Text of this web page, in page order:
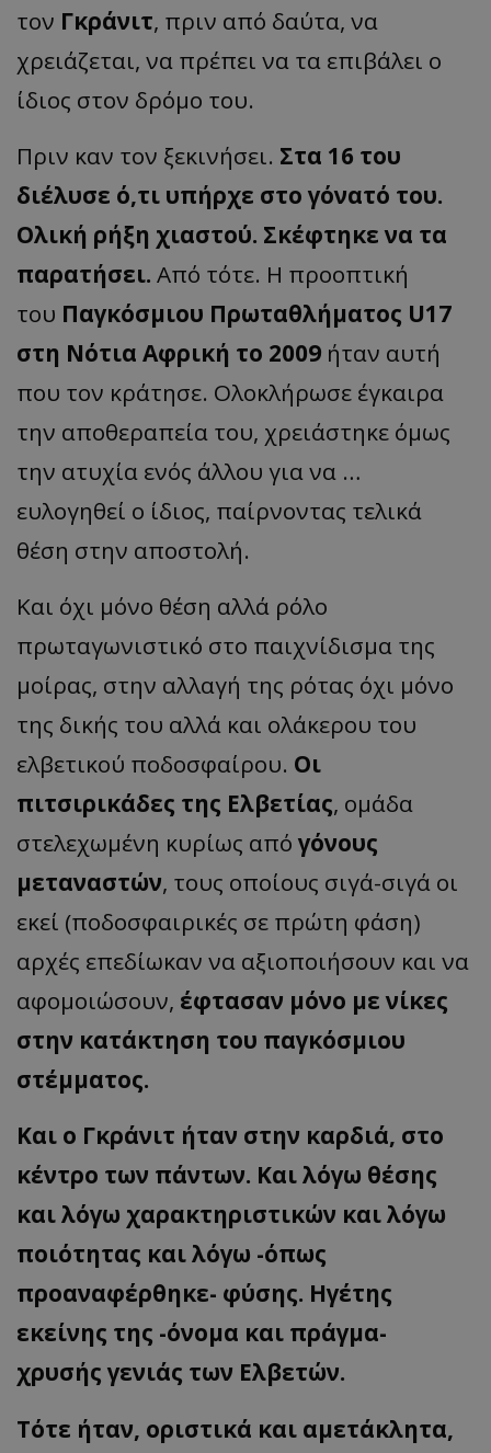
τον Γκράνιτ, πριν από δαύτα, να
χρειάζεται, να πρέπει να τα επιβάλει ο
ίδιος στον δρόμο του.
Πριν καν τον ξεκινήσει. Στα 16 του
διέλυσε ό,τι υπήρχε στο γόνατό του.
Ολική ρήξη χιαστού. Σκέφτηκε να τα
παρατήσει. Από τότε. Η προοπτική
του Παγκόσμιου Πρωταθλήματος U17
στη Νότια Αφρική το 2009 ήταν αυτή
που τον κράτησε. Ολοκλήρωσε έγκαιρα
την αποθεραπεία του, χρειάστηκε όμως
την ατυχία ενός άλλου για να …
ευλογηθεί ο ίδιος, παίρνοντας τελικά
θέση στην αποστολή.
Και όχι μόνο θέση αλλά ρόλο
πρωταγωνιστικό στο παιχνίδισμα της
μοίρας, στην αλλαγή της ρότας όχι μόνο
της δικής του αλλά και ολάκερου του
ελβετικού ποδοσφαίρου. Οι
πιτσιρικάδες της Ελβετίας, ομάδα
στελεχωμένη κυρίως από γόνους
μεταναστών, τους οποίους σιγά-σιγά οι
εκεί (ποδοσφαιρικές σε πρώτη φάση)
αρχές επεδίωκαν να αξιοποιήσουν και να
αφομοιώσουν, έφτασαν μόνο με νίκες
στην κατάκτηση του παγκόσμιου
στέμματος.
Και ο Γκράνιτ ήταν στην καρδιά, στο
κέντρο των πάντων. Και λόγω θέσης
και λόγω χαρακτηριστικών και λόγω
ποιότητας και λόγω -όπως
προαναφέρθηκε- φύσης. Ηγέτης
εκείνης της -όνομα και πράγμα-
χρυσής γενιάς των Ελβετών.
Τότε ήταν, οριστικά και αμετάκλητα,